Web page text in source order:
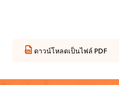
ดาวน์โหลดเป็นไฟล์ PDF